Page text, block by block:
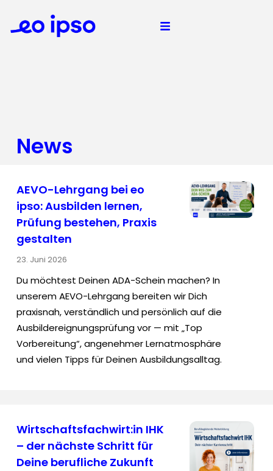
News
AEVO-Lehrgang bei eo
ipso: Ausbilden lernen,
Prüfung bestehen, Praxis
gestalten
23. Juni 2026
Du möchtest Deinen ADA-Schein machen? In
unserem AEVO-Lehrgang bereiten wir Dich
praxisnah, verständlich und persönlich auf die
Ausbildereignungsprüfung vor — mit „Top
Vorbereitung“, angenehmer Lernatmosphäre
und vielen Tipps für Deinen Ausbildungsalltag.
Wirtschaftsfachwirt:in IHK
– der nächste Schritt für
Deine berufliche Zukunft